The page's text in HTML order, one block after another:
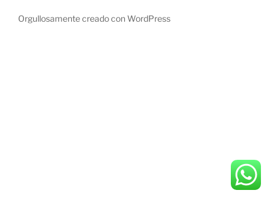
Orgullosamente creado con WordPress